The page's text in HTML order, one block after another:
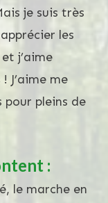
je suis très
les
j’aime
J’aime me
pour pleins de
:
le marche en